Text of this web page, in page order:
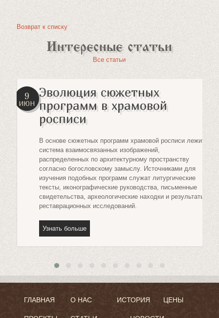
Возврат к списку
Интересные статьи
Все статьи
9
ИЮН
Эволюция сюжетных
программ в храмовой
росписи
В основе сюжетных программ храмовой росписи лежит
система взаимосвязанных изображений,
распределенных по архитектурному пространству
согласно богословскому замыслу. Источниками для
изучения подобных программ служат литургические
тексты, иконографические руководства, письменные
свидетельства, археологические находки и результаты
реставрационных исследований.
Узнать больше
ГЛАВНАЯ О НАС ИСТОРИЯ ЦЕНЫ